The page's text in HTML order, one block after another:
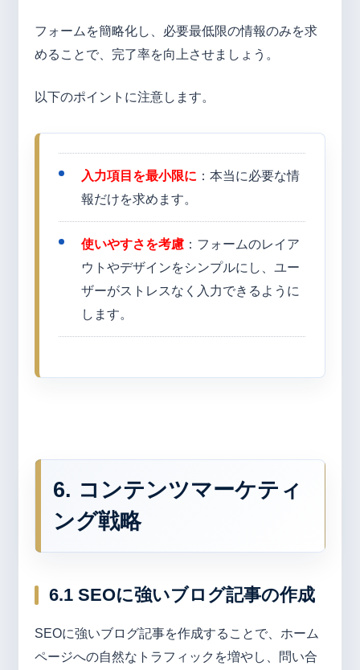
フォームを簡略化し、必要最低限の情報のみを求
めることで、完了率を向上させましょう。
以下のポイントに注意します。
入力項目を最小限に ：本当に必要な情
報だけを求めます。
使いやすさを考慮 ：フォームのレイア
ウトやデザインをシンプルにし、ユー
ザーがストレスなく入力できるように
します。
6. コンテンツマーケティ
ング戦略
6.1 SEOに強いブログ記事の作成
SEOに強いブログ記事を作成することで、ホーム
ページへの自然なトラフィックを増やし、問い合